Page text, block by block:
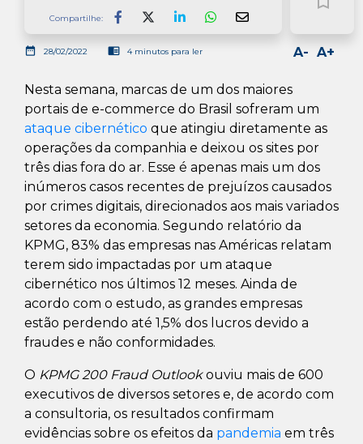
Compartilhe:
FacebookLinkedInWhatsapp
date_range 28/02/2022 chrome_reader_mode 4 minutos para ler A+
A-
Nesta semana, marcas de um dos maiores
portais de e-commerce do Brasil sofreram um
ataque cibernético que atingiu diretamente as
operações da companhia e deixou os sites por
três dias fora do ar. Esse é apenas mais um dos
inúmeros casos recentes de prejuízos causados
por crimes digitais, direcionados aos mais variados
setores da economia. Segundo relatório da
KPMG, 83% das empresas nas Américas relatam
terem sido impactadas por um ataque
cibernético nos últimos 12 meses. Ainda de
acordo com o estudo, as grandes empresas
estão perdendo até 1,5% dos lucros devido a
fraudes e não conformidades.
O KPMG 200 Fraud Outlookouviu mais de 600
executivos de diversos setores e, de acordo com
a consultoria, os resultados confirmam
evidências sobre os efeitos da pandemia em três